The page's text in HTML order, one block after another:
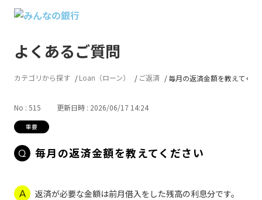
よくあるご質問
カテゴリから探す Loan（ローン） ご返済 毎月の返済金額を教えてくだ
No : 515 更新日時 : 2026/06/17 14:24
毎月の返済金額を教えてください
返済が必要な金額は前月借入をした残高の利息分です。